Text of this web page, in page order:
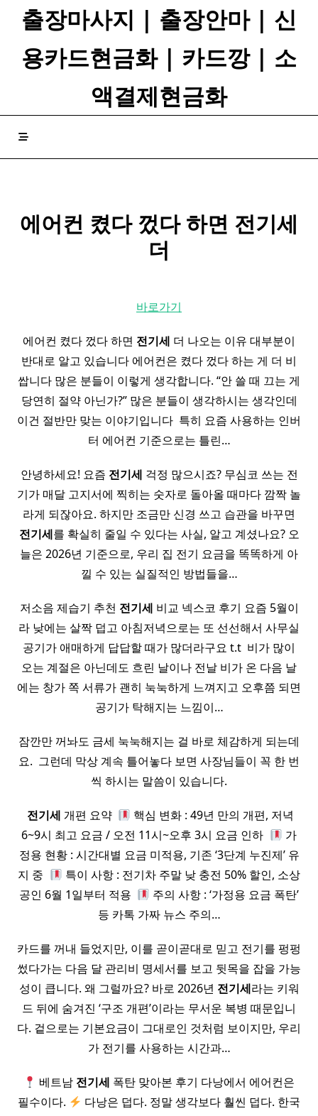
출장마사지 | 출장안마 | 신
용카드현금화 | 카드깡 | 소
액결제현금화
에어컨 켰다 껐다 하면 전기세
더
바로가기
에어컨 켰다 껐다 하면 전기세 더 나오는 이유 대부분이
반대로 알고 있습니다 에어컨은 켰다 껐다 하는 게 더 비
쌉니다 많은 분들이 이렇게 생각합니다. “안 쓸 때 끄는 게
당연히 절약 아닌가?” 많은 분들이 생각하시는 생각인데
이건 절반만 맞는 이야기입니다 ​ 특히 요즘 사용하는 인버
터 에어컨 기준으로는 틀린…
안녕하세요! 요즘 전기세 걱정 많으시죠? 무심코 쓰는 전
기가 매달 고지서에 찍히는 숫자로 돌아올 때마다 깜짝 놀
라게 되잖아요. 하지만 조금만 신경 쓰고 습관을 바꾸면
전기세를 확실히 줄일 수 있다는 사실, 알고 계셨나요? 오
늘은 2026년 기준으로, 우리 집 전기 요금을 똑똑하게 아
낄 수 있는 실질적인 방법들을…
저소음 제습기 추천 전기세 비교 넥스코 후기 요즘 5월이
라 낮에는 살짝 덥고 아침저녁으로는 또 선선해서 사무실
공기가 애매하게 답답할 때가 많더라구요 t.t ​ 비가 많이
오는 계절은 아닌데도 흐린 날이나 전날 비가 온 다음 날
에는 창가 쪽 서류가 괜히 눅눅하게 느껴지고 오후쯤 되면
공기가 탁해지는 느낌이…
잠깐만 꺼놔도 금세 눅눅해지는 걸 바로 체감하게 되는데
요. ​ 그런데 막상 계속 틀어놓다 보면 사장님들이 꼭 한 번
씩 하시는 말씀이 있습니다.
전기세 개편 요약 ​
핵심 변화 : 49년 만의 개편, 저녁
6~9시 최고 요금 / 오전 11시~오후 3시 요금 인하 ​
가
정용 현황 : 시간대별 요금 미적용, 기존 ‘3단계 누진제’ 유
지 중 ​
특이 사항 : 전기차 주말 낮 충전 50% 할인, 소상
공인 6월 1일부터 적용 ​
주의 사항 : ‘가정용 요금 폭탄’
등 카톡 가짜 뉴스 주의…
카드를 꺼내 들었지만, 이를 곧이곧대로 믿고 전기를 펑펑
썼다가는 다음 달 관리비 명세서를 보고 뒷목을 잡을 가능
성이 큽니다. 왜 그럴까요? 바로 2026년 전기세라는 키워
드 뒤에 숨겨진 ‘구조 개편’이라는 무서운 복병 때문입니
다. 겉으로는 기본요금이 그대로인 것처럼 보이지만, 우리
가 전기를 사용하는 시간과…
베트남 전기세 폭탄 맞아본 후기 다낭에서 에어컨은
필수이다.
다낭은 덥다. 정말 생각보다 훨씬 덥다. 한국